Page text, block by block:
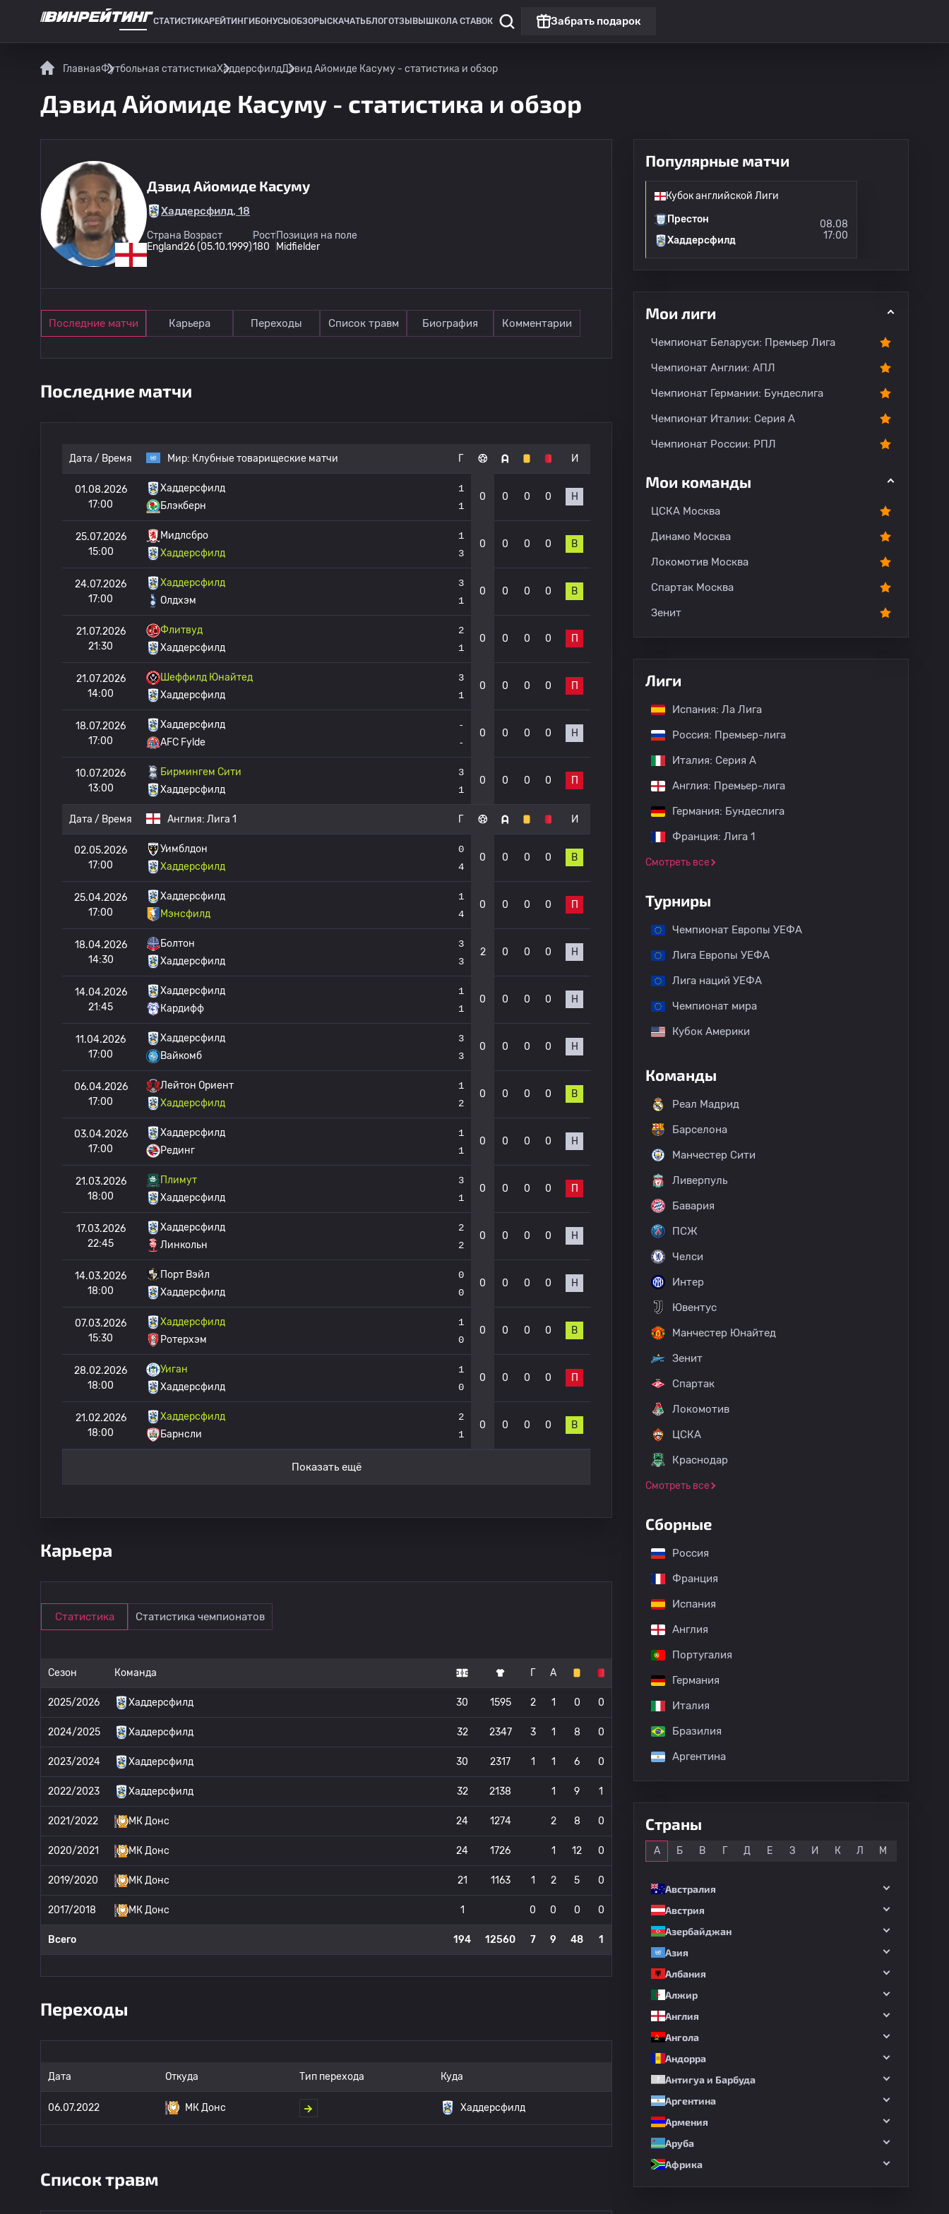
СТАТИСТИКАРЕЙТИНГИ БОНУСЫ ОБЗОРЫ СКАЧАТЬ БЛОГОТЗЫВЫ ШКОЛА СТАВОК Забрать подарок
ГлавнаяФутбольная статистикаХаддерсфилдДэвид Айомиде Касуму - статистика и обзор
Дэвид Айомиде Касуму - статистика и обзор
Дэвид Айомиде Касуму
Хаддерсфилд, 18
Страна
England
Возраст
26 (05.10.1999)
Рост
180
Позиция на поле
Midfielder
Последние матчи Карьера Переходы Список травм Биография Комментарии
Последние матчи
Дата / Время Мир: Клубные товарищеские матчи Г И
01.08.2026
17:00
Хаддерсфилд
Блэкберн
1
1
0 0 0 0 Н
25.07.2026
15:00
Мидлсбро
Хаддерсфилд
1
3
0 0 0 0 В
24.07.2026
17:00
Хаддерсфилд
Олдхэм
3
1
0 0 0 0 В
21.07.2026
21:30
Флитвуд
Хаддерсфилд
2
1
0 0 0 0 П
21.07.2026
14:00
Шеффилд Юнайтед
Хаддерсфилд
3
1
0 0 0 0 П
18.07.2026
17:00
Хаддерсфилд
AFC Fylde
-
-
0 0 0 0 Н
10.07.2026
13:00
Бирмингем Сити
Хаддерсфилд
3
1
0 0 0 0 П
Дата / Время Англия: Лига 1 Г И
02.05.2026
17:00
Уимблдон
Хаддерсфилд
0
4
0 0 0 0 В
25.04.2026
17:00
Хаддерсфилд
Мэнсфилд
1
4
0 0 0 0 П
18.04.2026
14:30
Болтон
Хаддерсфилд
3
3
2 0 0 0 Н
14.04.2026
21:45
Хаддерсфилд
Кардифф
1
1
0 0 0 0 Н
11.04.2026
17:00
Хаддерсфилд
Вайкомб
3
3
0 0 0 0 Н
06.04.2026
17:00
Лейтон Ориент
Хаддерсфилд
1
2
0 0 0 0 В
03.04.2026
17:00
Хаддерсфилд
Рединг
1
1
0 0 0 0 Н
21.03.2026
18:00
Плимут
Хаддерсфилд
3
1
0 0 0 0 П
17.03.2026
22:45
Хаддерсфилд
Линкольн
2
2
0 0 0 0 Н
14.03.2026
18:00
Порт Вэйл
Хаддерсфилд
0
0
0 0 0 0 Н
07.03.2026
15:30
Хаддерсфилд
Ротерхэм
1
0
0 0 0 0 В
28.02.2026
18:00
Уиган
Хаддерсфилд
1
0
0 0 0 0 П
21.02.2026
18:00
Хаддерсфилд
Барнсли
2
1
0 0 0 0 В
Показать ещё
Карьера
Статистика Статистика чемпионатов
Сезон Команда Г А
2025/2026 Хаддерсфилд 30 1595 2 1 0 0
2024/2025 Хаддерсфилд 32 2347 3 1 8 0
2023/2024 Хаддерсфилд 30 2317 1 1 6 0
2022/2023 Хаддерсфилд 32 2138 1 9 1
2021/2022 МК Донс 24 1274 2 8 0
2020/2021 МК Донс 24 1726 1 12 0
2019/2020 МК Донс 21 1163 1 2 5 0
2017/2018 МК Донс 1 0 0 0 0
Всего 194 12560 7 9 48 1
Переходы
Дата Откуда Тип перехода Куда
06.07.2022 МК Донс Хаддерсфилд
Список травм
Популярные матчи
Кубок английской Лиги
Престон
Хаддерсфилд
08.08
17:00
Мои лиги
Чемпионат Беларуси: Премьер Лига
Чемпионат Англии: АПЛ
Чемпионат Германии: Бундеслига
Чемпионат Италии: Серия А
Чемпионат России: РПЛ
Мои команды
ЦСКА Москва
Динамо Москва
Локомотив Москва
Спартак Москва
Зенит
Лиги
Испания: Ла Лига
Россия: Премьер-лига
Италия: Серия А
Англия: Премьер-лига
Германия: Бундеслига
Франция: Лига 1
Смотреть все
Турниры
Чемпионат Европы УЕФА
Лига Европы УЕФА
Лига наций УЕФА
Чемпионат мира
Кубок Америки
Команды
Реал Мадрид
Барселона
Манчестер Сити
Ливерпуль
Бавария
ПСЖ
Челси
Интер
Ювентус
Манчестер Юнайтед
Зенит
Спартак
Локомотив
ЦСКА
Краснодар
Смотреть все
Сборные
Россия
Франция
Испания
Англия
Португалия
Германия
Италия
Бразилия
Аргентина
Страны
А Б В Г Д Е З И К Л М
Австралия
Австрия
Азербайджан
Азия
Албания
Алжир
Англия
Ангола
Андорра
Антигуа и Барбуда
Аргентина
Армения
Аруба
Африка